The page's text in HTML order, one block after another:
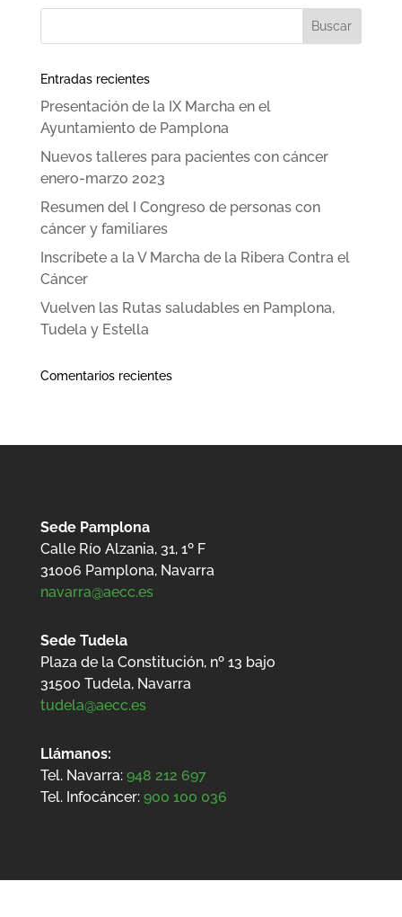
Entradas recientes
Presentación de la IX Marcha en el
Ayuntamiento de Pamplona
Nuevos talleres para pacientes con cáncer
enero-marzo 2023
Resumen del I Congreso de personas con
cáncer y familiares
Inscríbete a la V Marcha de la Ribera Contra el
Cáncer
Vuelven las Rutas saludables en Pamplona,
Tudela y Estella
Comentarios recientes
Sede Pamplona
Calle Río Alzania, 31, 1º F
31006 Pamplona, Navarra
navarra@aecc.es
Sede Tudela
Plaza de la Constitución, nº 13 bajo
31500 Tudela, Navarra
tudela@aecc.es
Llámanos:
Tel. Navarra: 948 212 697
Tel. Infocáncer: 900 100 036